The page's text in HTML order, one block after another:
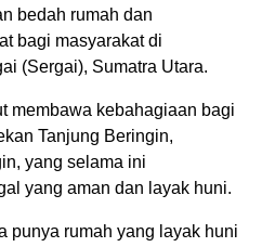
bedah rumah dan
bagi masyarakat di
(Sergai), Sumatra Utara.
membawa kebahagiaan bagi
Tanjung Beringin,
yang selama ini
yang aman dan layak huni.
punya rumah yang layak huni